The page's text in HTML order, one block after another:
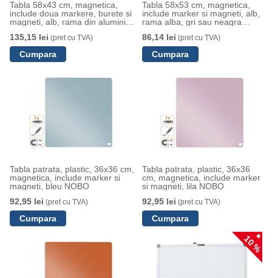
Tabla 58x43 cm, magnetica,
include doua markere, burete si
magneti, alb, rama din aluminiu
135,15 lei (pret cu TVA)
Tabla 58x53 cm, magnetica,
include marker si magneti, alb,
rama alba, gri sau neagra
86,14 lei (pret cu TVA)
Tabla patrata, plastic, 36x36 cm,
magnetica, include marker si
magneti, bleu NOBO
92,95 lei (pret cu TVA)
Tabla patrata, plastic, 36x36
cm, magnetica, include marker
si magneti, lila NOBO
92,95 lei (pret cu TVA)
10 %